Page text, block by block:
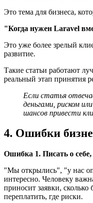
Это тема для бизнеса,
"Когда нужен Laravel
Это уже более зрелый
развитие.
Такие статьи работают
реальный этап принятия
Если статья
деньгами, риском
шансов привести
4. Ошибки
Ошибка 1. Писать о
"Мы открылись", "у нас
интересно. Человеку
приносит заявки, сколько
переплатить, где риски.